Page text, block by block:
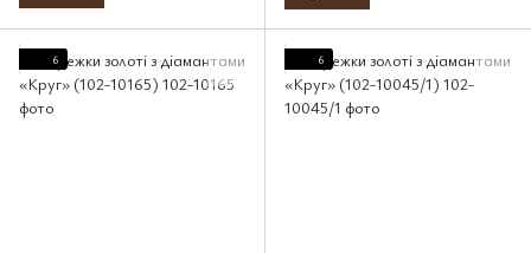
6 6